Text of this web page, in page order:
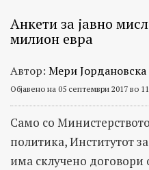
Анкети за јавно
милион евра
Автор: Мери Јордановска
Објавено на 05 септември 2017 во
Само со
политика, Институтот
има склучено